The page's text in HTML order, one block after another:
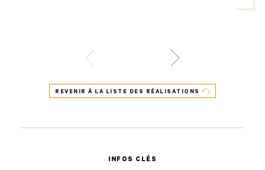
REVENIR À LA LISTE DES RÉALISATIONS
INFOS CLÉS